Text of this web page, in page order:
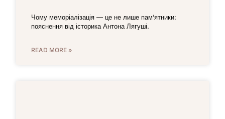
Чому меморіалізація — це не лише пам’ятники:
пояснення від історика Антона Лягуші.
READ MORE »